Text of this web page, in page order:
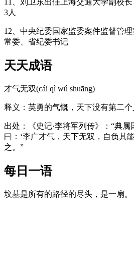
3人
12、中央纪委国家监委案件监督管
常委、省纪委书记
天天成语
才气无双(cái qì wú shuāng)
释义：英勇的气慨，天下没有第二个
出处：《史记·李将军列传》：“典
曰：‘李广才气，天下无双，自负其
之。”
每日一语
坟墓是所有的路径的尽头，是一扇